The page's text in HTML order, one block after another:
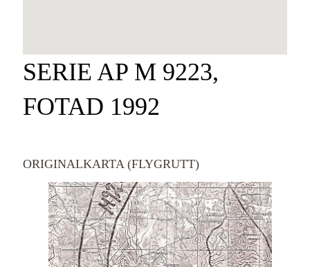
SERIE AP M 9223,
FOTAD 1992
ORIGINALKARTA (FLYGRUTT)